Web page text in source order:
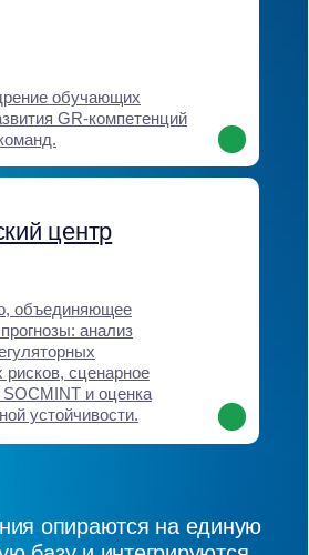
доверие
для бизнеса
экспертность и системность
и стратегические идеи
рынки, снятие барьеров,
законы и надёжные